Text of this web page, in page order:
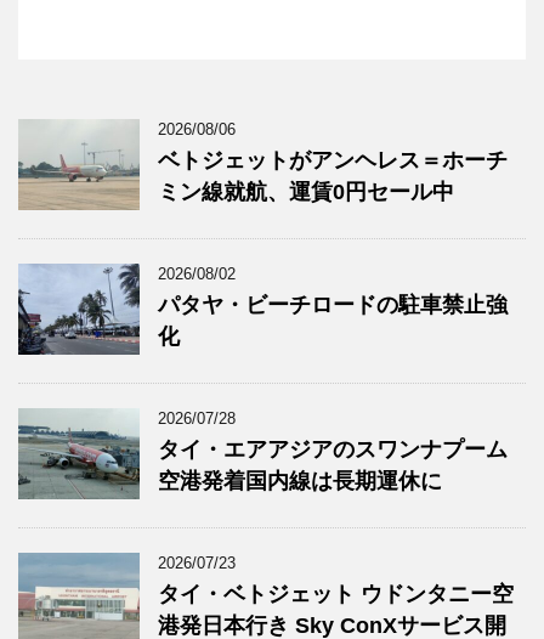
2026/08/06
ベトジェットがアンヘレス＝ホーチ
ミン線就航、運賃0円セール中
2026/08/02
パタヤ・ビーチロードの駐車禁止強
化
2026/07/28
タイ・エアアジアのスワンナプーム
空港発着国内線は長期運休に
2026/07/23
タイ・ベトジェット ウドンタニー空
港発日本行き Sky ConXサービス開